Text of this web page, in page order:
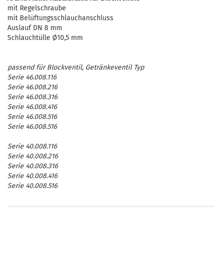
mit Regelschraube
mit Belüftungsschlauchanschluss
Auslauf DN 8 mm
Schlauchtülle Ø10,5 mm
passend für Blockventil, Getränkeventil Typ
Serie 46.008.116
Serie 46.008.216
Serie 46.008.316
Serie 46.008.416
Serie 46.008.516
Serie 46.008.516
Serie 40.008.116
Serie 40.008.216
Serie 40.008.316
Serie 40.008.416
Serie 40.008.516